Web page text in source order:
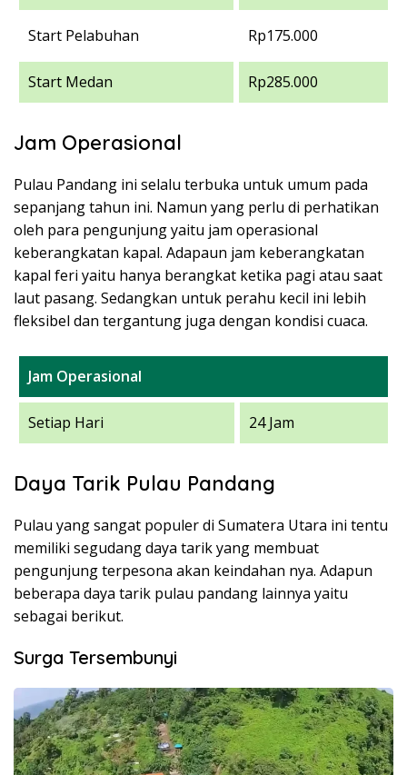
Start Pelabuhan Rp175.000
Start Medan Rp285.000
Jam Operasional
Pulau Pandang ini selalu terbuka untuk umum pada
sepanjang tahun ini. Namun yang perlu di perhatikan
oleh para pengunjung yaitu jam operasional
keberangkatan kapal. Adapaun jam keberangkatan
kapal feri yaitu hanya berangkat ketika pagi atau saat
laut pasang. Sedangkan untuk perahu kecil ini lebih
fleksibel dan tergantung juga dengan kondisi cuaca.
Jam Operasional
Setiap Hari 24 Jam
Daya Tarik Pulau Pandang
Pulau yang sangat populer di Sumatera Utara ini tentu
memiliki segudang daya tarik yang membuat
pengunjung terpesona akan keindahan nya. Adapun
beberapa daya tarik pulau pandang lainnya yaitu
sebagai berikut.
Surga Tersembunyi